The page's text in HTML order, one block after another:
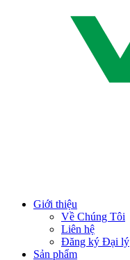
Giới thiệu
Về Chúng Tôi
Liên hệ
Đăng ký Đại lý
Sản phẩm